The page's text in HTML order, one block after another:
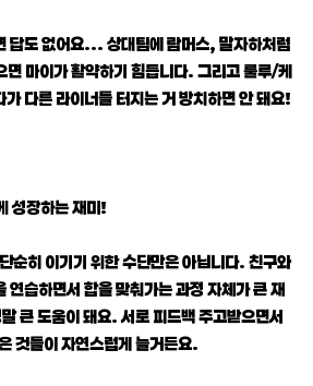
답도 없어요... 상대팀에 람머스, 말자하처럼
면 마이가 활약하기 힘듭니다. 그리고 룰루/케
다른 라이너들 터지는 거 방치하면 안 돼요!
성장하는 재미!
순히 이기기 위한 수단만은 아닙니다. 친구와
연습하면서 합을 맞춰가는 과정 자체가 큰 재
큰 도움이 돼요. 서로 피드백 주고받으면서
것들이 자연스럽게 늘거든요.